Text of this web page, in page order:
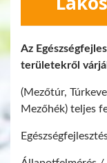
Az
területekről
(Mezőtúr,
Mezőhék) teljes